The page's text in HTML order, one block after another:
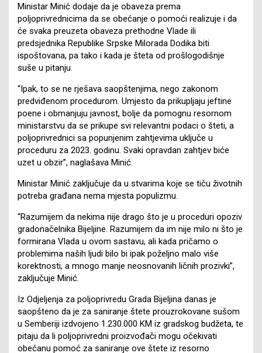
Ministar Minić dodaje da je obaveza prema
poljoprivrednicima da se obećanje o pomoći realizuje i da
će svaka preuzeta obaveza prethodne Vlade ili
predsjednika Republike Srpske Milorada Dodika biti
ispoštovana, pa tako i kada je šteta od prošlogodišnje
suše u pitanju.
“Ipak, to se ne rješava saopštenjima, nego zakonom
predviđenom procedurom. Umjesto da prikupljaju jeftine
poene i obmanjuju javnost, bolje da pomognu resornom
ministarstvu da se prikupe svi relevantni podaci o šteti, a
poljoprivrednici sa popunjenim zahtjevima uključe u
proceduru za 2023. godinu. Svaki opravdan zahtjev biće
uzet u obzir”, naglašava Minić.
Ministar Minić zaključuje da u stvarima koje se tiču životnih
potreba građana nema mjesta populizmu.
“Razumijem da nekima nije drago što je u proceduri opoziv
gradonačelnika Bijeljine. Razumijem da im nije milo ni što je
formirana Vlada u ovom sastavu, ali kada pričamo o
problemima naših ljudi bilo bi ipak poželjno malo više
korektnosti, a mnogo manje neosnovanih ličnih prozivki”,
zaključuje Minić.
Iz Odjeljenja za poljoprivredu Grada Bijeljina danas je
saopšteno da je za saniranje štete prouzrokovane sušom
u Semberiji izdvojeno 1.230.000 KM iz gradskog budžeta, te
pitaju da li poljoprivredni proizvođači mogu očekivati
obećanu pomoć za saniranje ove štete iz resorno